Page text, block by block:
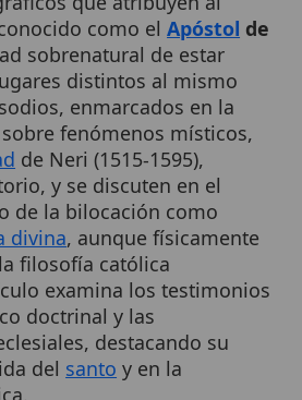
sobrenatural de estar
distintos al mismo
enmarcados en la
fenómenos místicos,
de Neri (1515-1595),
y se discuten en el
la bilocación como
, aunque físicamente
católica
examina los testimonios
doctrinal y las
destacando su
del santoy en la
resumen
abiertos]